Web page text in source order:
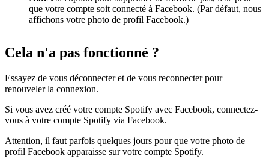
que votre compte soit connecté à Facebook. (Par défaut, nous
affichons votre photo de profil Facebook.)
Cela n'a pas fonctionné ?
Essayez de vous déconnecter et de vous reconnecter pour
renouveler la connexion.
Si vous avez créé votre compte Spotify avec Facebook, connectez-
vous à votre compte Spotify via Facebook.
Attention, il faut parfois quelques jours pour que votre photo de
profil Facebook apparaisse sur votre compte Spotify.